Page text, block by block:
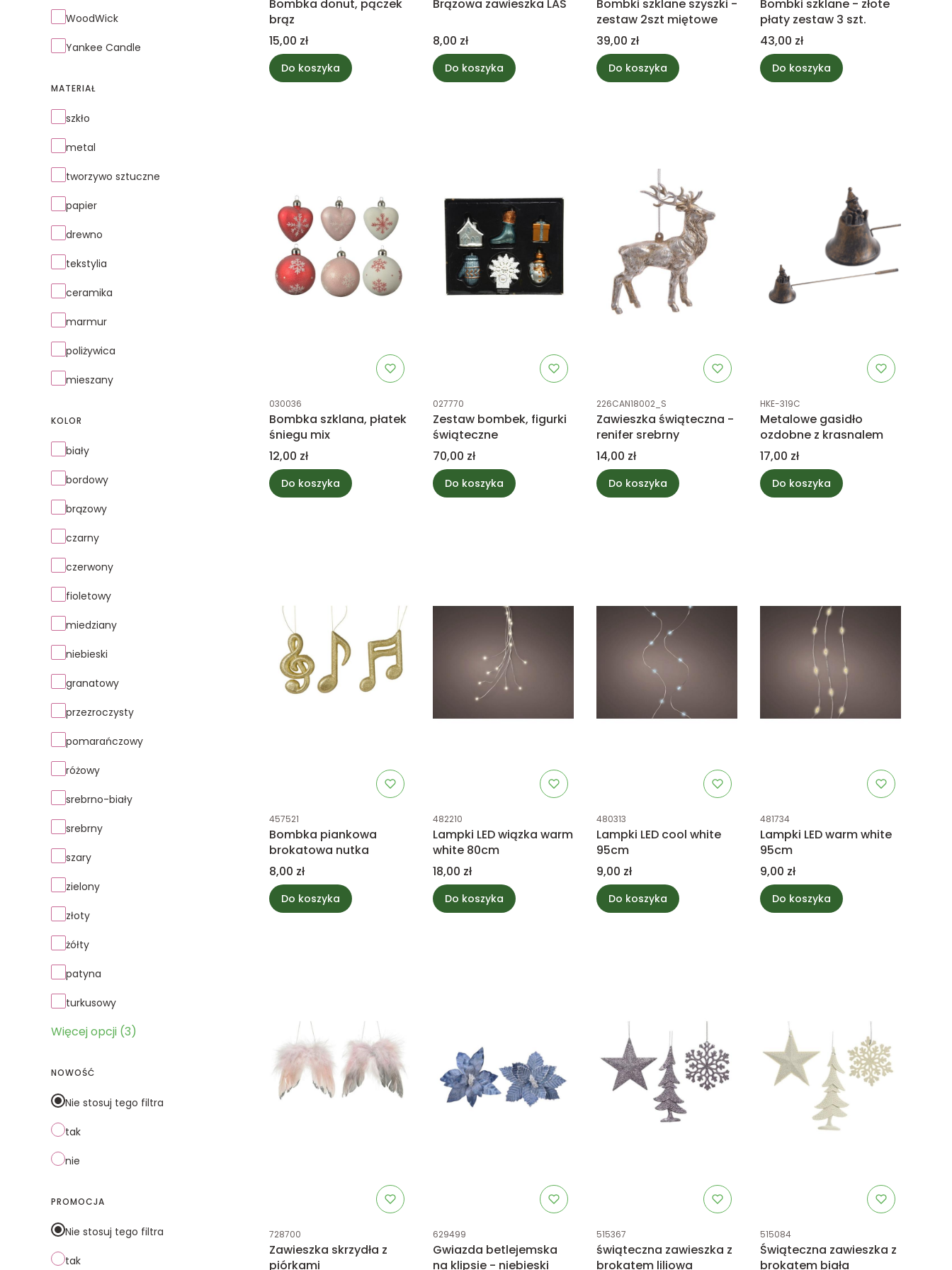
WoodWick
Yankee Candle
MATERIAŁ
Materiał
szkło
metal
tworzywo sztuczne
papier
drewno
tekstylia
ceramika
marmur
poliżywica
mieszany
KOLOR
Kolor
biały
bordowy
brązowy
czarny
czerwony
fioletowy
miedziany
niebieski
granatowy
przezroczysty
pomarańczowy
różowy
srebrno-biały
srebrny
szary
zielony
złoty
żółty
patyna
turkusowy
Więcej opcji (3)
NOWOŚĆ
Nie stosuj tego filtra
tak
nie
PROMOCJA
Nie stosuj tego filtra
tak
Bombka donut, pączek
brąz
Cena
15,00 zł
Do koszyka
Brązowa zawieszka LAS
Cena
8,00 zł
Do koszyka
Bombki szklane szyszki -
zestaw 2szt miętowe
Cena
39,00 zł
Do koszyka
Bombki szklane - złote
płaty zestaw 3 szt.
Cena
43,00 zł
Do koszyka
Kod produktu
030036
Bombka szklana, płatek
śniegu mix
Cena
12,00 zł
Do koszyka
Kod produktu
027770
Zestaw bombek, figurki
świąteczne
Cena
70,00 zł
Do koszyka
Kod produktu
226CAN18002_S
Zawieszka świąteczna -
renifer srebrny
Cena
14,00 zł
Do koszyka
Kod produktu
HKE-319C
Metalowe gasidło
ozdobne z krasnalem
Cena
17,00 zł
Do koszyka
Kod produktu
457521
Bombka piankowa
brokatowa nutka
Cena
8,00 zł
Do koszyka
Kod produktu
482210
Lampki LED wiązka warm
white 80cm
Cena
18,00 zł
Do koszyka
Kod produktu
480313
Lampki LED cool white
95cm
Cena
9,00 zł
Do koszyka
Kod produktu
481734
Lampki LED warm white
95cm
Cena
9,00 zł
Do koszyka
Kod produktu
728700
Zawieszka skrzydła z
piórkami
Kod produktu
629499
Gwiazda betlejemska
na klipsie - niebieski
Kod produktu
515367
świąteczna zawieszka z
brokatem liliowa
Kod produktu
515084
Świąteczna zawieszka z
brokatem biała